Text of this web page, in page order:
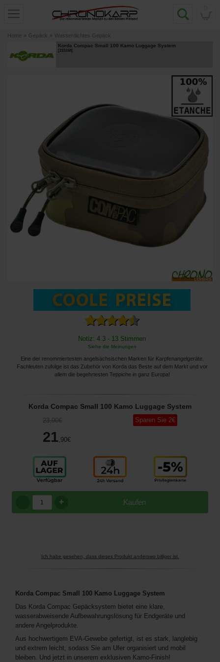
Home » Gepäck » Wasserdichtes Gepäck
Korda Compac Small 100 Kamo Luggage System
[215168]
Notiz: 4.3 - 13 Stimmen
Siehe die Meinungen
Eine der renommiertesten angelsächsischen Marken für Karpfenangelgeräte.
Fachleuten zufolge ist das Zubehör von Korda das Beste auf dem Markt und vor
allem die begehrtesten Teppiche in ganz Europa!
Korda Compac Small 100 Kamo Luggage System
23,90€
21 ,90€
Sparen Sie 2€
Kaufen
+
Ich habe gesehen, dass dieses Produkt anderswo billiger ist.
Korda Compac Small 100 Kamo Luggage System
Das Korda Compac Gepäcksystem bietet eine klare,
wasserabweisende Aufbewahrungslösung für Endgeräte und
andere Angelprodukte.
Aus hochwertigem EVA-Gewebe gefertigt, ist es stark, langlebig
und extrem leicht, sodass Sie am Ufer organisiert und mobil
bleiben. Und jetzt in unserem exklusiven Kamo-Finish!